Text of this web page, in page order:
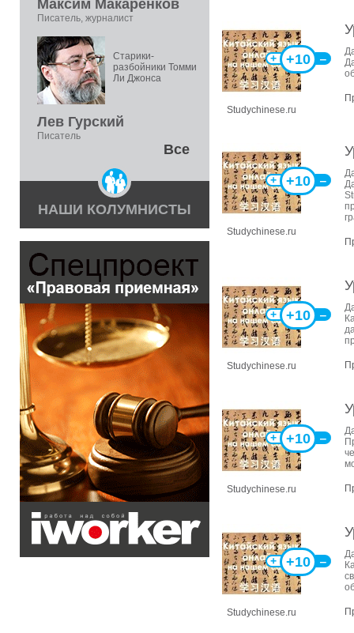
Studychinese.ru
+10
+ ‒
Studychinese.ru
+10
+ ‒
Studychinese.ru
+10
+ ‒
Studychinese.ru
+10
+ ‒
Studychinese.ru
+10
+ ‒
Максим Макаренков
Писатель, журналист
Старики-
разбойники Томми
Ли Джонса
Лев Гурский
Писатель
Все
НАШИ КОЛУМНИСТЫ